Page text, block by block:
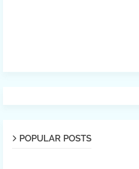
POPULAR POSTS